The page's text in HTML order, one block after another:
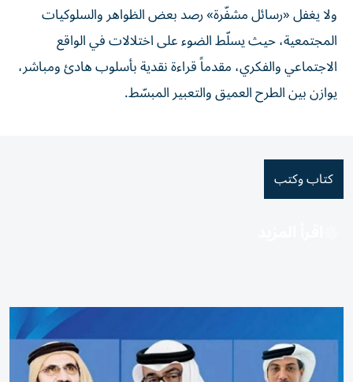
ولا يغفل «رسائل مشفّرة» رصد بعض الظواهر والسلوكيات
المجتمعية، حيث يسلّط الضوء على اختلالات في الواقع
الاجتماعي والفكري، مقدماً قراءة نقدية بأسلوب هادئ ومباشر،
يوازن بين الطرح العميق والتعبير المبسّط.
كتاب وكتب